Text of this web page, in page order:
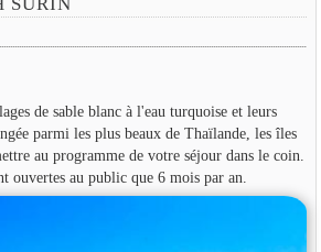
de sable blanc à l'eau turquoise et leurs
parmi les plus beaux de Thaïlande, les îles
au programme de votre séjour dans le coin.
ouvertes au public que 6 mois par an.